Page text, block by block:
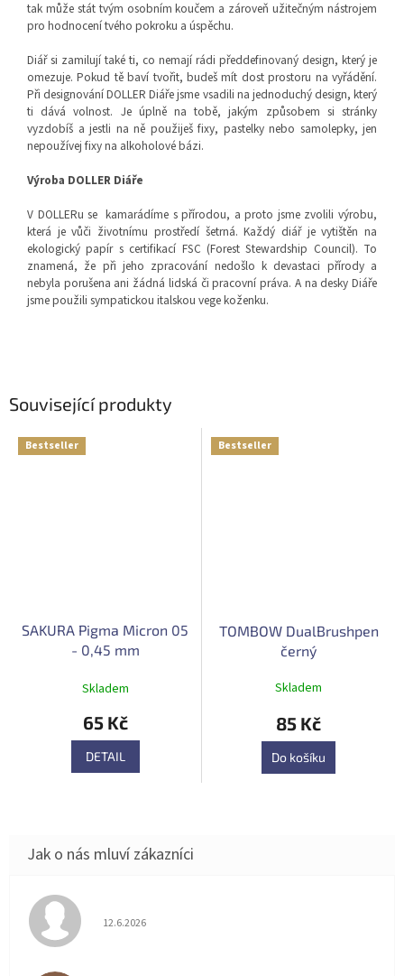
Související produkty
Bestseller
SAKURA Pigma Micron 05
- 0,45 mm
Skladem
65 Kč
DETAIL
Bestseller
TOMBOW DualBrushpen
černý
Průměrné
hodnocení
produktu
je
5,0
z
Skladem
85 Kč
Do košíku
tak může stát tvým osobním koučem a zároveň užitečným nástrojem
pro hodnocení tvého pokroku a úspěchu.
Diář si zamilují také ti, co nemají rádi předdefinovaný design, který je
omezuje. Pokud tě baví tvořit, budeš mít dost prostoru na vyřádění.
Při designování DOLLER Diáře jsme vsadili na jednoduchý design, který
ti dává volnost. Je úplně na tobě, jakým způsobem si stránky
vyzdobíš a jestli na ně použiješ fixy, pastelky nebo samolepky, jen
nepoužívej fixy na alkoholové bázi.
Výroba DOLLER Diáře
V DOLLERu se kamarádíme s přírodou, a proto jsme zvolili výrobu,
která je vůči životnímu prostředí šetrná. Každý diář je vytištěn na
ekologický papír s certifikací FSC (Forest Stewardship Council). To
znamená, že při jeho zpracování nedošlo k devastaci přírody a
nebyla porušena ani žádná lidská či pracovní práva. A na desky Diáře
jsme použili sympatickou italskou vege koženku.
Hodnocení obchodu je 5 z 5 hvězdiček.
12.6.2026